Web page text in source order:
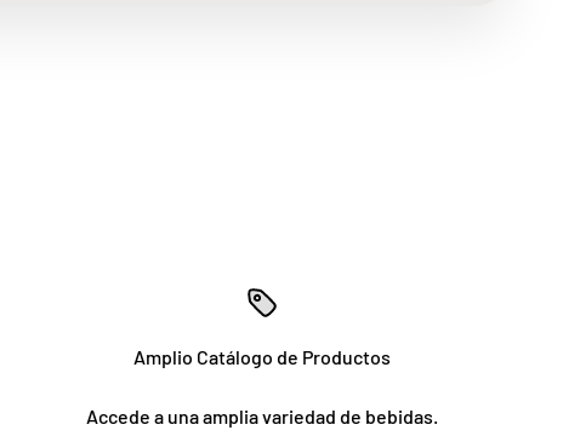
Amplio Catálogo de Productos
Accede a una amplia variedad de bebidas.